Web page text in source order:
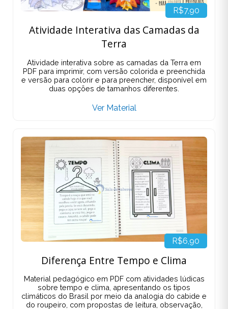
R$7,90
Atividade Interativa das Camadas da
Terra
Atividade interativa sobre as camadas da Terra em
PDF para imprimir, com versão colorida e preenchida
e versão para colorir e para preencher, disponível em
duas opções de tamanhos diferentes.
Ver Material
R$6,90
Diferença Entre Tempo e Clima
Material pedagógico em PDF com atividades lúdicas
sobre tempo e clima, apresentando os tipos
climáticos do Brasil por meio da analogia do cabide e
do roupeiro, com propostas de leitura, observação,